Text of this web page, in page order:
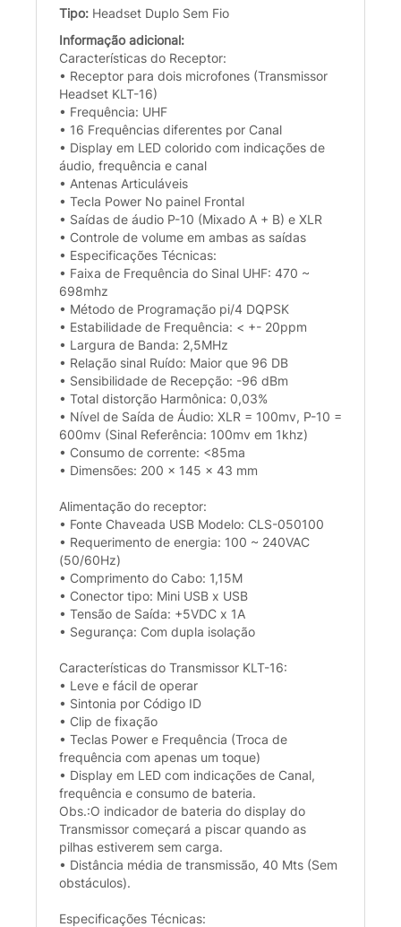
Tipo: Headset Duplo Sem Fio
Informação adicional:
Características do Receptor:
• Receptor para dois microfones (Transmissor
Headset KLT-16)
• Frequência: UHF
• 16 Frequências diferentes por Canal
• Display em LED colorido com indicações de
áudio, frequência e canal
• Antenas Articuláveis
• Tecla Power No painel Frontal
• Saídas de áudio P-10 (Mixado A + B) e XLR
• Controle de volume em ambas as saídas
• Especificações Técnicas:
• Faixa de Frequência do Sinal UHF: 470 ~
698mhz
• Método de Programação pi/4 DQPSK
• Estabilidade de Frequência: < +- 20ppm
• Largura de Banda: 2,5MHz
• Relação sinal Ruído: Maior que 96 DB
• Sensibilidade de Recepção: -96 dBm
• Total distorção Harmônica: 0,03%
• Nível de Saída de Áudio: XLR = 100mv, P-10 =
600mv (Sinal Referência: 100mv em 1khz)
• Consumo de corrente: <85ma
• Dimensões: 200 x 145 x 43 mm
Alimentação do receptor:
• Fonte Chaveada USB Modelo: CLS-050100
• Requerimento de energia: 100 ~ 240VAC
(50/60Hz)
• Comprimento do Cabo: 1,15M
• Conector tipo: Mini USB x USB
• Tensão de Saída: +5VDC x 1A
• Segurança: Com dupla isolação
Características do Transmissor KLT-16:
• Leve e fácil de operar
• Sintonia por Código ID
• Clip de fixação
• Teclas Power e Frequência (Troca de
frequência com apenas um toque)
• Display em LED com indicações de Canal,
frequência e consumo de bateria.
Obs.:O indicador de bateria do display do
Transmissor começará a piscar quando as
pilhas estiverem sem carga.
• Distância média de transmissão, 40 Mts (Sem
obstáculos).
Especificações Técnicas: